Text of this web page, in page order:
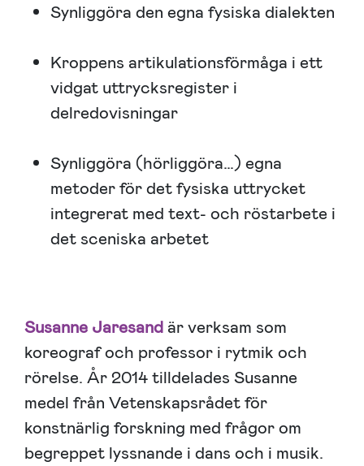
Synliggöra den egna fysiska dialekten
Kroppens artikulationsförmåga i ett
vidgat uttrycksregister i
delredovisningar
Synliggöra (hörliggöra…) egna
metoder för det fysiska uttrycket
integrerat med text- och röstarbete i
det sceniska arbetet
Susanne Jaresand är verksam som
koreograf och professor i rytmik och
rörelse. År 2014 tilldelades Susanne
medel från Vetenskapsrådet för
konstnärlig forskning med frågor om
begreppet lyssnande i dans och i musik.